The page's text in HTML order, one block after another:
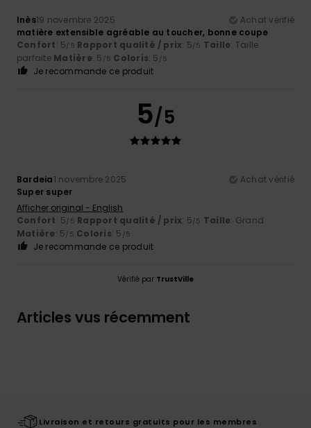
Inès19 novembre 2025
Achat vérifié
matière extensible agréable au toucher, bonne coupe
Confort: 5/5 Rapport qualité / prix: 5/5 Taille: Taille
parfaite Matière: 5 /5 Coloris: 5 /5
Je recommande ce produit
5/5
Bardeia1 novembre 2025
Achat vérifié
Super super
Afficher original - English
Confort: 5/5 Rapport qualité / prix: 5/5 Taille: Grand
Matière: 5/5 Coloris: 5 /5
Je recommande ce produit
Vérifié par TrustVille
Articles vus récemment
Livraison et retours gratuits pour les membres